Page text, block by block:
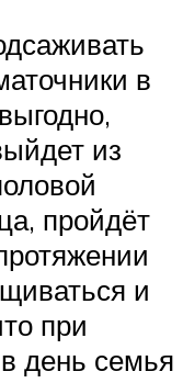
в
из
пройдёт
и
при
день семья